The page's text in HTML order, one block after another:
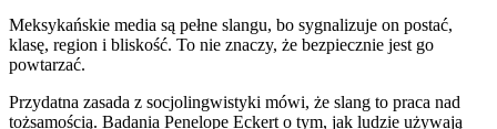
Meksykańskie media są pełne slangu, bo sygnalizuje on postać,
klasę, region i bliskość. To nie znaczy, że bezpiecznie jest go
powtarzać.
Przydatna zasada z socjolingwistyki mówi, że slang to praca nad
tożsamością. Badania Penelope Eckert o tym, jak ludzie używają